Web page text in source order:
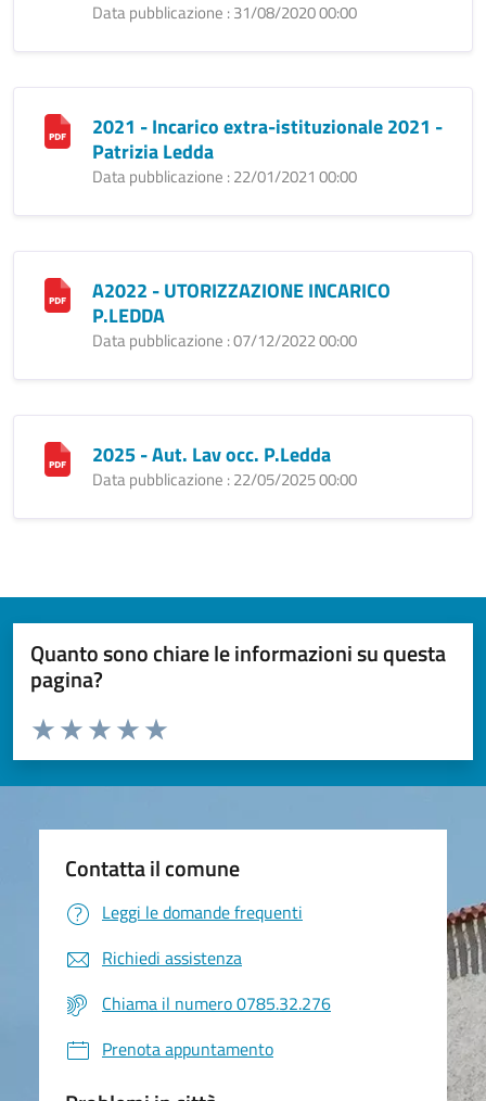
Data pubblicazione : 31/08/2020 00:00
2021 - Incarico extra-istituzionale 2021 -
Patrizia Ledda
Data pubblicazione : 22/01/2021 00:00
A2022 - UTORIZZAZIONE INCARICO
P.LEDDA
Data pubblicazione : 07/12/2022 00:00
2025 - Aut. Lav occ. P.Ledda
Data pubblicazione : 22/05/2025 00:00
Quanto sono chiare le informazioni su questa
pagina?
Valuta da 1 a 5 stelle la pagina
Valuta 5 stelle su 5
Valuta 4 stelle su 5
Valuta 3 stelle su 5
Valuta 2 stelle su 5
Valuta 1 stelle su 5
Contatta il comune
Leggi le domande frequenti
Richiedi assistenza
Chiama il numero 0785.32.276
Prenota appuntamento